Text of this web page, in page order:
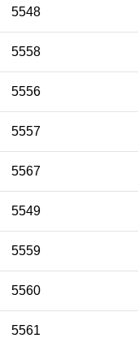
5548
5558
5556
5557
5567
5549
5559
5560
5561